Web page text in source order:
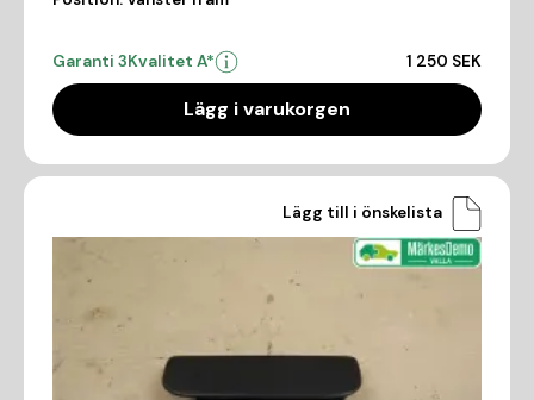
Garanti 3Kvalitet A* 1 250 SEK
Lägg i varukorgen
Lägg till i önskelista